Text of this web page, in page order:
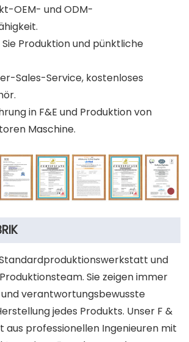
OEM- und ODM-
Produktion und pünktliche
Sales-Service, kostenloses
in F&E und Produktion von
Maschine.
und
Sie zeigen immer
verantwortungsbewusste
jedes Produkts. Unser F &
aus professionellen Ingenieuren mit